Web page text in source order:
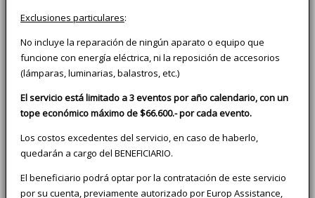
Exclusiones particulares:
No incluye la reparación de ningún aparato o equipo que
funcione con energía eléctrica, ni la reposición de accesorios
(lámparas, luminarias, balastros, etc.)
El servicio está limitado a 3 eventos por año calendario, con un
tope económico máximo de $66.600.- por cada evento.
Los costos excedentes del servicio, en caso de haberlo,
quedarán a cargo del BENEFICIARIO.
El beneficiario podrá optar por la contratación de este servicio
por su cuenta, previamente autorizado por Europ Assistance,